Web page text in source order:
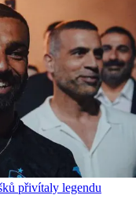
přivítaly legendu